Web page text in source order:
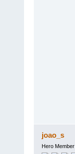
joao_s
Hero Member